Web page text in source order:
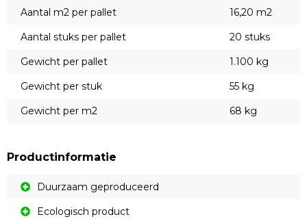
Aantal m2 per pallet
16,20 m2
Aantal stuks per pallet
20 stuks
Gewicht per pallet
1.100 kg
Gewicht per stuk
55 kg
Gewicht per m2
68 kg
Productinformatie
Duurzaam geproduceerd
Ecologisch product